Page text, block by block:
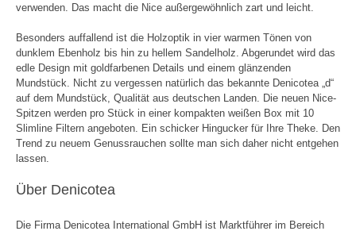
verwenden. Das macht die Nice außergewöhnlich zart und leicht.
Besonders auffallend ist die Holzoptik in vier warmen Tönen von
dunklem Ebenholz bis hin zu hellem Sandelholz. Abgerundet wird das
edle Design mit goldfarbenen Details und einem glänzenden
Mundstück. Nicht zu vergessen natürlich das bekannte Denicotea „d“
auf dem Mundstück, Qualität aus deutschen Landen. Die neuen Nice-
Spitzen werden pro Stück in einer kompakten weißen Box mit 10
Slimline Filtern angeboten. Ein schicker Hingucker für Ihre Theke. Den
Trend zu neuem Genussrauchen sollte man sich daher nicht entgehen
lassen.
Über Denicotea
Die Firma Denicotea International GmbH ist Marktführer im Bereich